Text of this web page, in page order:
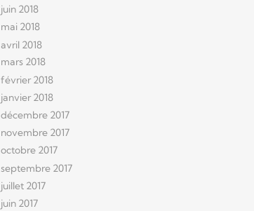
juin 2018
mai 2018
avril 2018
mars 2018
février 2018
janvier 2018
décembre 2017
novembre 2017
octobre 2017
septembre 2017
juillet 2017
juin 2017